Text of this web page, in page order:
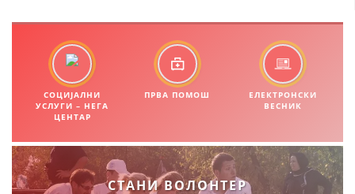
МЕНАЏМЕНТ НА ВОЛОНТЕРИ
ДЕЈСТВУВАЊЕ
СОЦИЈАЛНИ
УСЛУГИ – НЕГА
ЦЕНТАР
ПРВА ПОМОШ
ЕЛЕКТРОНСКИ
ВЕСНИК
СТАНИ ВОЛОНТЕР